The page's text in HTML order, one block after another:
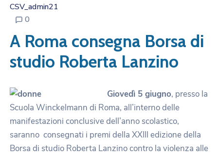
CSV_admin21
0
A Roma consegna Borsa di
studio Roberta Lanzino
Giovedì 5 giugno, presso la
Scuola Winckelmann di Roma, all’interno delle
manifestazioni conclusive dell’anno scolastico,
saranno consegnati i premi della XXIII edizione della
Borsa di studio Roberta Lanzino contro la violenza alle